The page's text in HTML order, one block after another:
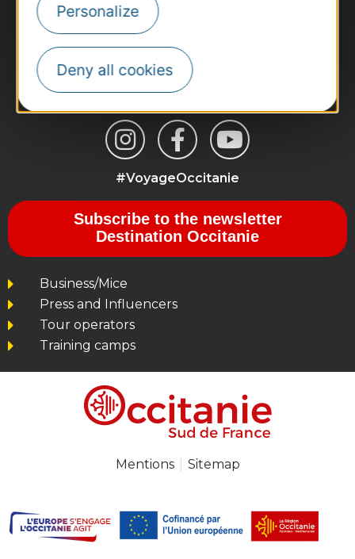
Personalize
Deny all cookies
#VoyageOccitanie
Subscribe to the newsletter
Destination Occitanie
Business/Mice
Press and Influencers
Tour operators
Training camps
Mentions Sitemap